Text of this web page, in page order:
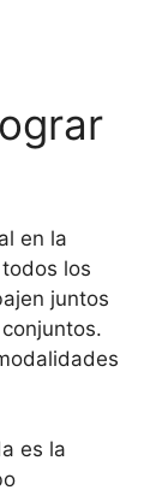
en la
los
juntos
es la